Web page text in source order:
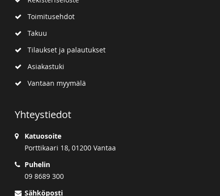
Toimitusehdot
Takuu
Tilaukset ja palautukset
Asiakastuki
Vantaan myymälä
Yhteystiedot
Katuosoite
Porttikaari 18, 01200 Vantaa
Puhelin
09 8689 300
Sähköposti